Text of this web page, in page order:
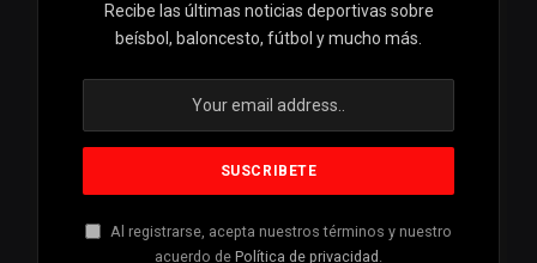
Recibe las últimas noticias deportivas sobre
beísbol, baloncesto, fútbol y mucho más.
Al registrarse, acepta nuestros términos y nuestro
acuerdo de Política de privacidad .